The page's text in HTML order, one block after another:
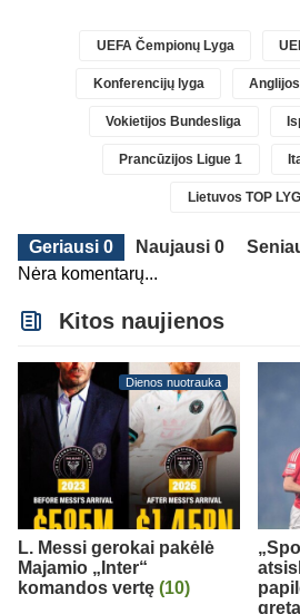
UEFA Čempionų Lyga
Konferencijų lyga
Vokietijos Bundesliga
Prancūzijos Ligue 1
Lietuvos TOP
Geriausi 0 Naujausi 0
Nėra komentarų...
Kitos naujienos
Dienos nuotrauka
L. Messi gerokai pakėlė
Majamio „Inter“
komandos vertę (10)